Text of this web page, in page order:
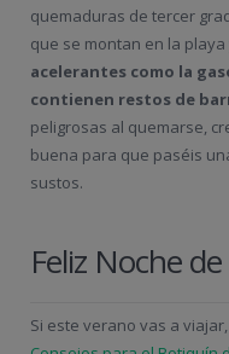
quemaduras de tercer
que se montan en la
acelerantes como la
contienen restos de
peligrosas al quemarse,
buena para que paséis
sustos.
Feliz Noche
Si este verano vas a